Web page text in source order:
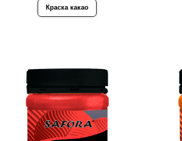
Краска какао